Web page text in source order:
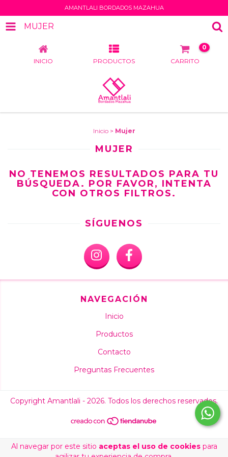
AMANTLALI BORDADOS MAZAHUA
MUJER
INICIO PRODUCTOS CARRITO
0
Al navegar por este sitio aceptas el uso de cookiespara
Inicio > Mujer
MUJER
NO TENEMOS RESULTADOS PARA TU
BÚSQUEDA. POR FAVOR, INTENTA
CON OTROS FILTROS.
SÍGUENOS
NAVEGACIÓN
Inicio
Productos
Contacto
Preguntas Frecuentes
Copyright Amantlali - 2026. Todos los derechos reservados.